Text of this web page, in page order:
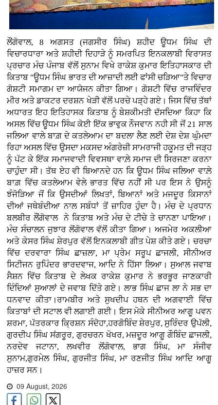
ਲੌਂਗੋਵਾਲ, 8 ਅਗਸਤ (ਜਗਸੀਰ ਸਿੰਘ) ਸ਼ਹੀਦ ਊਧਮ ਸਿੰਘ ਦੀ
ਵਿਚਾਰਧਾਰਾ ਅਤੇ ਸ਼ਹੀਦੀ ਦਿਹਾੜੇ ਨੂੰ ਸਮਰਪਿਤ ਇਨਕਲਾਬੀ ਵਿਰਾਸਤ
ਪ੍ਰਚਾਰ ਮੰਚ ਪੰਜਾਬ ਵੱਲੋਂ ਸੁਨਾਮ ਵਿਖੇ ਰਾਕੇਸ਼ ਕੁਮਾਰ ਇਤਿਹਾਸਕਾਰ ਦੀ
ਕਿਤਾਬ "ਊਧਮ ਸਿੰਘ ਭਾਰਤ ਦੀ ਆਜ਼ਾਦੀ ਲਈ ਫਾਂਸੀ ਚੜਿਆ"ਤੇ ਵਿਚਾਰ
ਗੋਸ਼ਟੀ ਸਮਾਗਮ ਦਾ ਆਯੋਜਨ ਕੀਤਾ ਗਿਆ। ਗੋਸ਼ਟੀ ਵਿੱਚ ਰਾਜਵਿੰਦਰ
ਮੀਰ ਅਤੇ ਡਾਕਟਰ ਦਰਸ਼ਨ ਖੇੜੀ ਵੱਲੋਂ ਪਰਚੇ ਪੜ੍ਹੇ ਗਏ। ਜਿਸ ਵਿੱਚ ਤੱਥਾਂ
ਅਧਾਰਤ ਇਹ ਇਤਿਹਾਸਕ ਕਿਤਾਬ ਨੂੰ ਬੇਸ਼ਕੀਮਤੀ ਦੱਸਦਿਆ ਕਿਹਾ ਕਿ
ਅਸਲ ਵਿੱਚ ਊਧਮ ਸਿੰਘ ਕੋਈ ਇੱਕ ਭਾਵੁਕ ਨੌਜਵਾਨ ਨਹੀ ਸੀ ਜੋਂ 21 ਸਾਲ
ਜਲਿਆ ਵਾਲੇ ਬਾਗ਼ ਦੇ ਕਤਲੇਆਮ ਦਾ ਬਦਲਾ ਲੈਣ ਲਈ ਦੇਸ਼ ਦੇਸ਼ ਘੁੰਮਦਾ
ਰਿਹਾ ਅਸਲ ਵਿੱਚ ਉਸਦਾ ਮਕਸਦ ਅੰਗਰੇਜ਼ੀ ਸਾਮਰਾਜੀ ਹਕੂਮਤ ਦੀ ਜੜ੍ਹ
ਨੂੰ ਪੱਟ ਕੇ ਇੱਕ ਸਮਾਜਵਾਦੀ ਵਿਵਸਥਾ ਵਾਲ਼ੇ ਸਮਾਜ ਦੀ ਸਿਰਜਣਾ ਕਰਨਾ
ਚਾਹੁੰਦਾ ਸੀ। ਤੱਥ ਏਹ ਵੀ ਬਿਆਨਦੇ ਹਨ ਕਿ ਊਧਮ ਸਿੰਘ ਜਲਿਆ ਵਾਲ਼ੇ
ਬਾਗ਼ ਵਿੱਚ ਕਤਲੇਆਮ ਵੇਲੇ ਭਾਰਤ ਵਿੱਚ ਨਹੀਂ ਸੀ ਪਰ ਇਸ ਨੇ ਉਸਨੂੰ
ਝੰਜੋੜਿਆ ਜੋਂ ਕਿ ਉਸਦੀਆਂ ਲਿਖਤਾਂ, ਬਿਆਨਾਂ ਅਤੇ ਮਜਦੂਰ ਕਿਸਾਨਾਂ
ਦੀਆਂ ਜਥੇਬੰਦੀਆ ਨਾਲ ਸਬੰਧਾਂ ਤੋਂ ਜ਼ਾਹਿਰ ਹੁੰਦਾ ਹੈ। ਮੰਚ ਦੇ ਪ੍ਰਧਾਨ
ਬਲਬੀਰ ਲੌਂਗੋਵਾਲ ਨੇ ਕਿਤਾਬ ਅਤੇ ਮੰਚ ਦੇ ਟੀਚੇ ਤੇ ਚਾਨਣਾ ਪਾਇਆ।
ਮੰਚ ਸੰਚਾਲਨ ਜੁਝਾਰ ਲੋਂਗੋਵਾਲ ਵੱਲੋਂ ਕੀਤਾ ਗਿਆ। ਅਜਮੇਰ ਅਕਲੀਆ
ਅਤੇ ਕੇਸਰ ਸਿੰਘ ਸ਼ੇਰਪੁਰ ਵੱਲੋਂ ਇਨਕਲਾਬੀ ਗੀਤ ਪੇਸ਼ ਕੀਤੇ ਗਏ। ਚਰਚਾ
ਵਿੱਚ ਦਰਵਾਰਾ ਸਿੰਘ ਛਾਜ਼ਲਾ, ਮਾ ਪ੍ਰੇਮ ਸਰੂਪ ਛਾਜਲੀ, ਸੀਨੀਅਰ
ਸਿਟੀਜਨ ਰੁਪਿੰਦਰ ਭਾਰਦਵਾਜ, ਆਦਿ ਨੇ ਹਿੱਸਾ ਲਿਆ। ਸੁਆਲ ਜਵਾਬ
ਸੈਸ਼ਨ ਵਿੱਚ ਕਿਤਾਬ ਦੇ ਲੇਖਕ ਰਾਕੇਸ਼ ਕੁਮਾਰ ਨੇ ਭਰਭੂਰ ਜਾਣਕਾਰੀ
ਦਿੰਦਿਆਂ ਸੁਆਲਾਂ ਦੇ ਜਵਾਬ ਦਿੱਤੇ ਗਏ। ਲਾਭ ਸਿੰਘ ਛਾਜ ਲਾ ਨੇ ਸਭ ਦਾ
ਧਨਵਾਦ ਕੀਤਾ।ਰਾਮਬੀਰ ਅਤੇ ਸੁਖਦੀਪ ਹਥਨ ਦੀ ਅਗਵਾਈ ਵਿੱਚ
ਕਿਤਾਬਾਂ ਦੀ ਸਟਾਲ ਵੀ ਲਗਾਈ ਗਈ। ਇਸ ਮੋਕੇ ਸੀਨੀਅਰ ਆਗੂ ਪਵਨ
ਸ਼ਰਮਾ, ਪੱਤਰਕਾਰ ਕ੍ਰਿਸ਼ਨ ਸੰਦੋਹਾ,ਹਰਗੋਬਿੰਦ ਸ਼ੇਰਪੁਰ, ਸੁਰਿੰਦਰ ਉਪੱਲੀ,
ਗੁਰਦੀਪ ਸਿੰਘ ਸਂਗਰੂਰ, ਗੁਰਚਰਨ ਖੋਖਰ, ਮਜ਼ਦੂਰ ਆਗੂ ਗੌਬਿੰਦ ਛਾਜਲੀ,
ਨਰਦੇਵ ਜਟਾਨਾ, ਲਖਵੀਰ ਲੋਂਗੋਵਾਲ, ਭਾਗ ਸਿੰਘ, ਮਾ ਸੰਜੀਵ
ਸੁਨਾਮ,ਗੁਰਮੇਲ ਸਿੰਘ, ਗੁਰਜੀਤ ਸਿੰਘ, ਮਾ ਰਣਜੀਤ ਸਿੰਘ ਆਦਿ ਆਗੂ
ਹਾਜ਼ਰ ਸਨ।
09 August, 2026